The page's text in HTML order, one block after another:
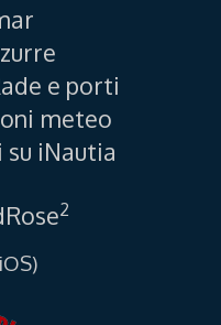
e porti
meteo
su iNautia
2